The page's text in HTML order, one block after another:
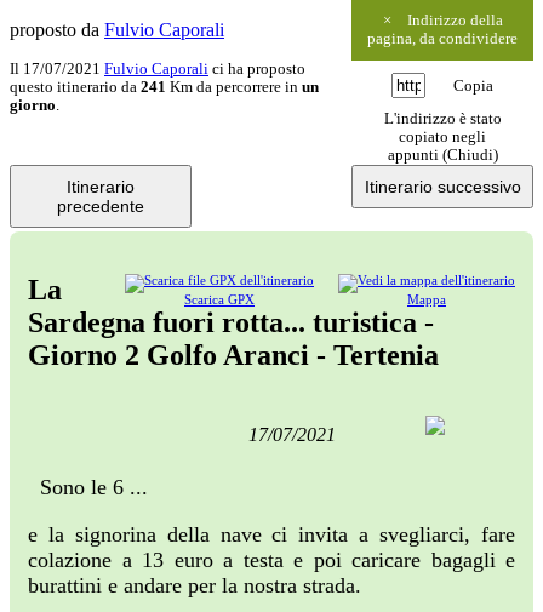
×
Indirizzo della
pagina, da condividere
Copia
L'indirizzo è stato
copiato negli
appunti (Chiudi)
proposto da Fulvio Caporali
Il 17/07/2021 Fulvio Caporali ci ha proposto
questo itinerario da 241 Km da percorrere in un
giorno.
Itinerario
precedente
Itinerario successivo
Mappa
Scarica GPX
La
Sardegna fuori rotta... turistica -
Giorno 2 Golfo Aranci - Tertenia
17/07/2021
Sono le 6 ...
e la signorina della nave ci invita a svegliarci, fare
colazione a 13 euro a testa e poi caricare bagagli e
burattini e andare per la nostra strada.